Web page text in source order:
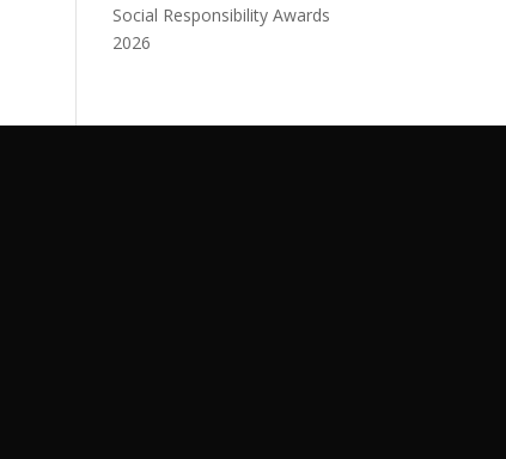
Social Responsibility Awards
2026